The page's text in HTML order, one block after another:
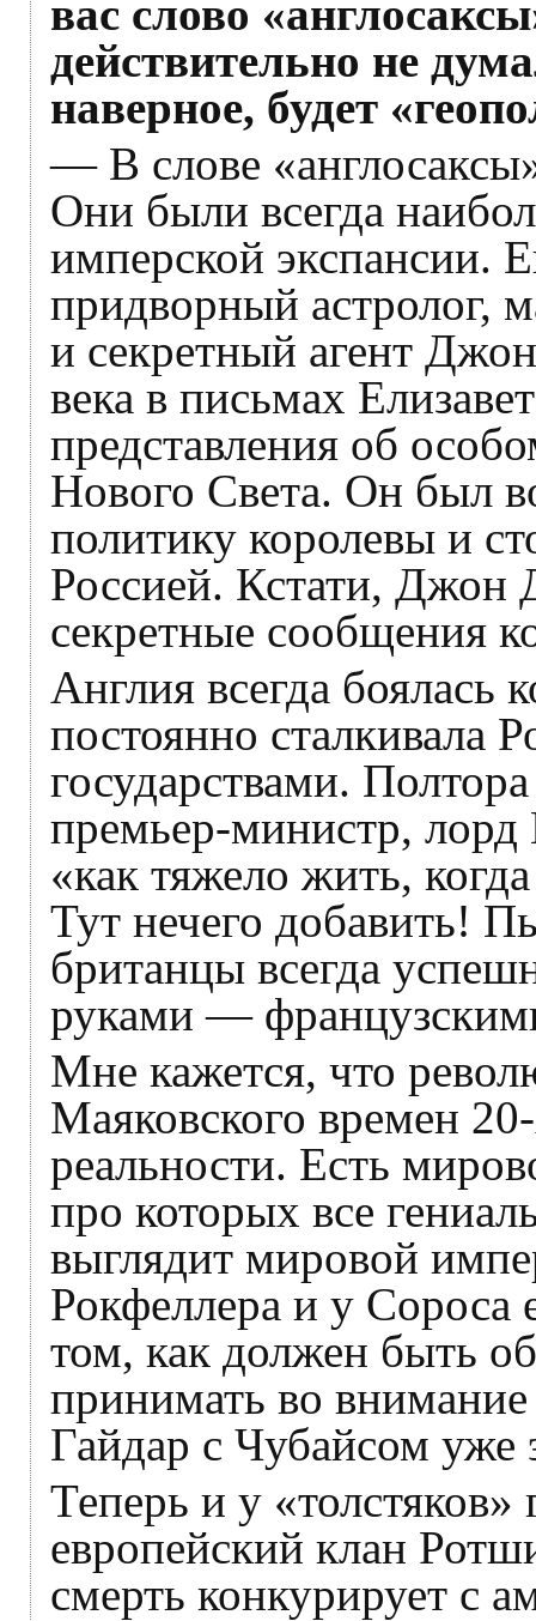
вас слово
действительно не
наверное, будет
— В слове
Они были всегда
имперской экспансии.
придворный астролог,
и секретный агент
века в письмах
представления об
Нового Света. Он был
политику королевы и
Россией. Кстати, Джон
секретные сообщения
Англия всегда боялась
постоянно сталкивала
государствами.
премьер-министр,
«как тяжело жить,
Тут нечего добавить!
британцы всегда
руками —
Мне кажется, что
Маяковского времен
реальности. Есть
про которых все
выглядит мировой
Рокфеллера и у
том, как должен быть
принимать во
Гайдар с Чубайсом
Теперь и у
европейский клан
смерть конкурирует с